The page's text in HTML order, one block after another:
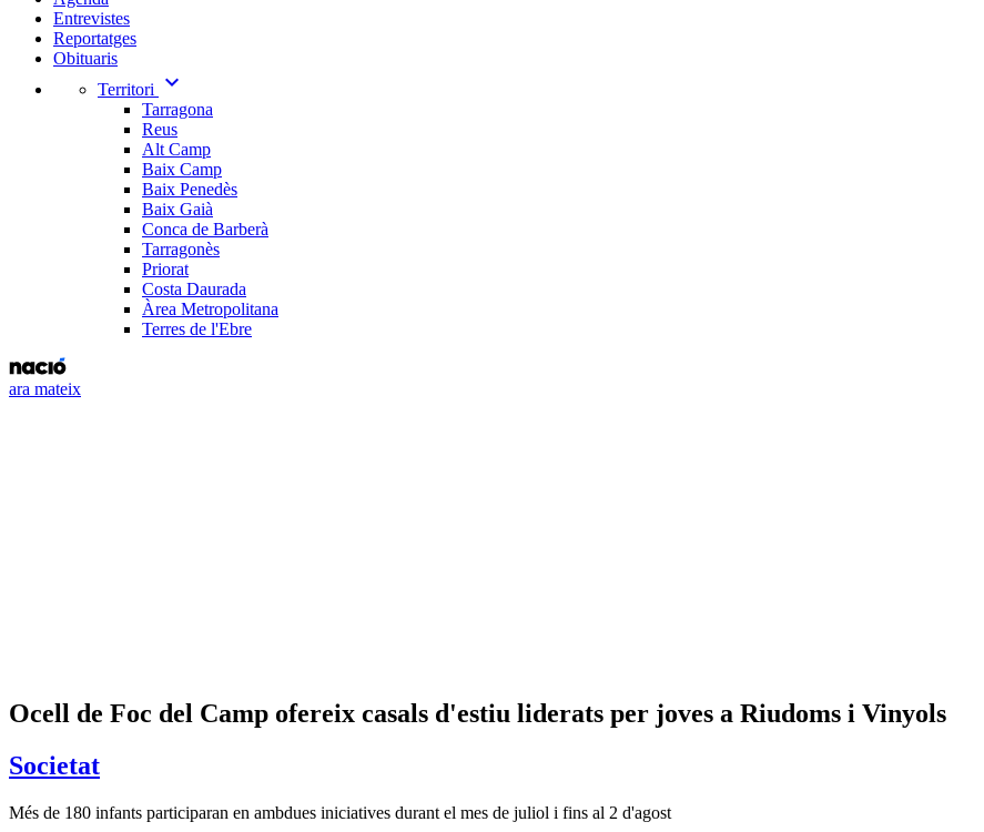
Entrevistes
Reportatges
Obituaris
Territori
expand_more
Tarragona
Reus
Alt Camp
Baix Camp
Baix Penedès
Baix Gaià
Conca de Barberà
Tarragonès
Priorat
Costa Daurada
Àrea Metropolitana
Terres de l'Ebre
ara mateix
Ocell de Foc del Camp ofereix casals d'estiu liderats per joves a Riudoms i Vinyols
Societat
Més de 180 infants participaran en ambdues iniciatives durant el mes de juliol i fins al 2 d'agost